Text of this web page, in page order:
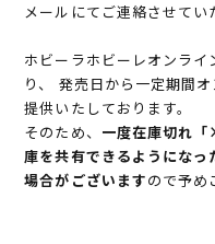
メールにてご連絡させてい
ホビーラホビーレオンラ
り、 発売日から一定期間
提供いたしております。
そのため、 一度在庫切れ
庫を共有できるようになっ
場合がございますので予め